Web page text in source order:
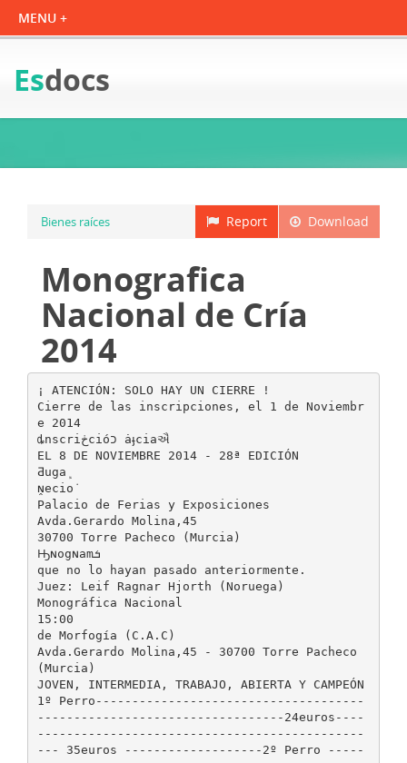
Esdocs
Download
Report
Bienes raíces
Monografica
Nacional de Cría
2014
¡ ATENCIÓN: SOLO HAY UN CIERRE !
Cierre de las inscripciones, el 1 de Noviembr
e 2014
ȡnscri‫ڂ‬ció‫ כ‬ȧֈciaઐ
EL 8 DE NOVIEMBRE 2014 - 28ª EDICIÓN
Ƌugaܾ
̭ɴecioܿ
Palacio de Ferias y Exposiciones
Avda.Gerardo Molina,45
30700 Torre Pacheco (Murcia)
Ԣɴogɴam‫ܭ‬
que no lo hayan pasado anteriormente.
Juez: Leif Ragnar Hjorth (Noruega)
Monográfica Nacional
15:00
de Morfogía (C.A.C)
Avda.Gerardo Molina,45 - 30700 Torre Pacheco
(Murcia)
JOVEN, INTERMEDIA, TRABAJO, ABIERTA Y CAMPEÓN
1º Perro-------------------------------------
----------------------------------24euros----
---------------------------------------------
--- 35euros -------------------2º Perro -----